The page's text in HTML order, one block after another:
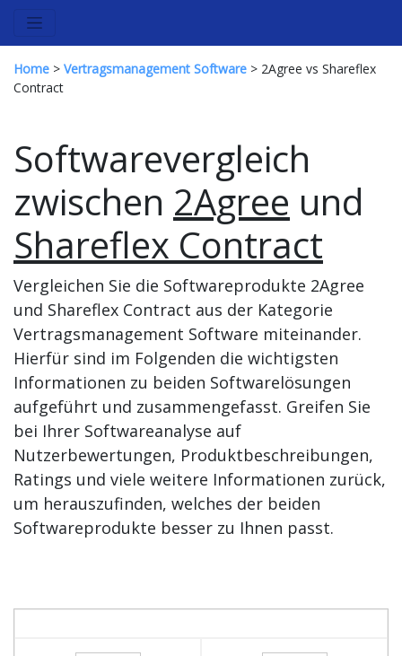
Home > Vertragsmanagement Software > 2Agree vs Shareflex
Contract
Softwarevergleich
zwischen 2Agree und
Shareflex Contract
Vergleichen Sie die Softwareprodukte 2Agree
und Shareflex Contract aus der Kategorie
Vertragsmanagement Software miteinander.
Hierfür sind im Folgenden die wichtigsten
Informationen zu beiden Softwarelösungen
aufgeführt und zusammengefasst. Greifen Sie
bei Ihrer Softwareanalyse auf
Nutzerbewertungen, Produktbeschreibungen,
Ratings und viele weitere Informationen zurück,
um herauszufinden, welches der beiden
Softwareprodukte besser zu Ihnen passt.